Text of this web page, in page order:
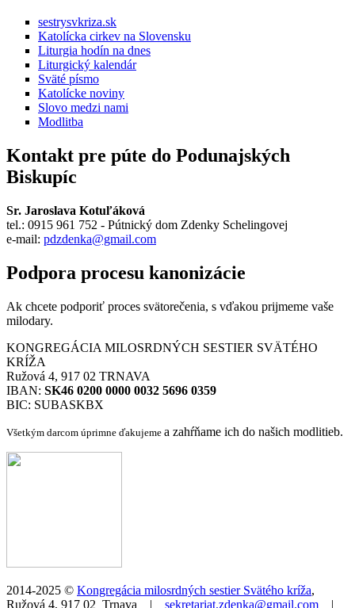
sestrysvkriza.sk
Katolícka cirkev na Slovensku
Liturgia hodín na dnes
Liturgický kalendár
Sväté písmo
Katolícke noviny
Slovo medzi nami
Modlitba
Kontakt pre púte do Podunajských
Biskupíc
Sr. Jaroslava Kotuľáková
tel.: 0915 961 752 - Pútnický dom Zdenky Schelingovej
e-mail: pdzdenka@gmail.com
Podpora procesu kanonizácie
Ak chcete podporiť proces svätorečenia, s vďakou prijmeme vaše
milodary.
KONGREGÁCIA MILOSRDNÝCH SESTIER SVÄTÉHO
KRÍŽA
Ružová 4, 917 02 TRNAVA
IBAN: SK46 0200 0000 0032 5696 0359
BIC: SUBASKBX
Všetkým darcom úprimne ďakujeme a zahŕňame ich do našich modlitieb.
2014-2025 © Kongregácia milosrdných sestier Svätého kríža,
Ružová 4, 917 02 Trnava | sekretariat.zdenka@gmail.com |